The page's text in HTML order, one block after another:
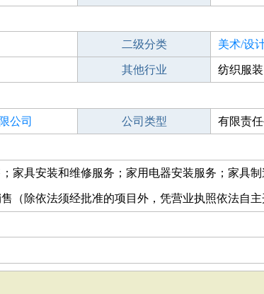
二级分类 美术/设
其他行业 纺织服装
公司 公司类型 有限责
家具安装和维修服务；家用电器安装服务；家具
（除依法须经批准的项目外，凭营业执照依法自主